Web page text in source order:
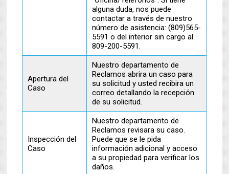
alguna duda, nos puede
contactar a través de nuestro
número de asistencia: (809)565-
5591 o del interior sin cargo al
809-200-5591.
Apertura del
Caso
Nuestro departamento de
Reclamos abrira un caso para
su solicitud y usted recibira un
correo detallando la recepción
de su solicitud.
Inspección del
Caso
Nuestro departamento de
Reclamos revisara su caso.
Puede que se le pida
información adicional y acceso
a su propiedad para verificar los
daños.